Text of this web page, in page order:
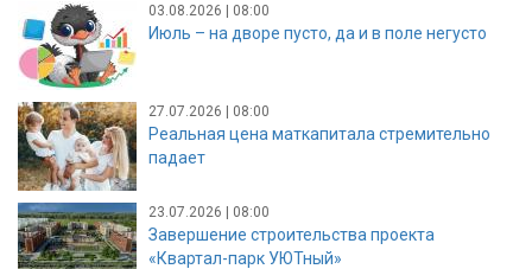
03.08.2026 | 08:00
Июль – на дворе пусто, да и в поле негусто
27.07.2026 | 08:00
Реальная цена маткапитала стремительно
падает
23.07.2026 | 08:00
Завершение строительства проекта
«Квартал-парк УЮТный»